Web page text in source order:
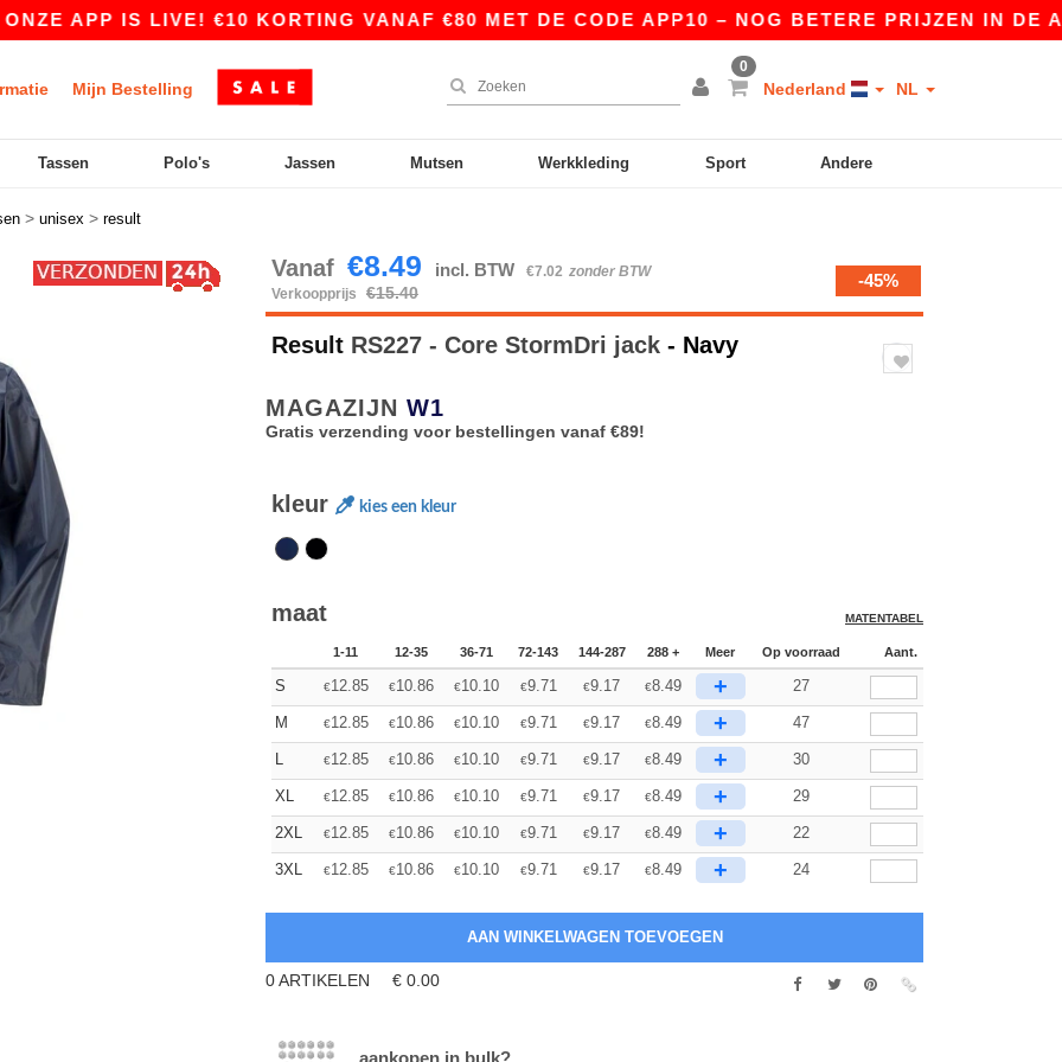
APP IS LIVE! €10 KORTING VANAF €80 MET DE CODE APP10 – NOG BETERE PRIJZEN IN DE APP!
Mijn Bestelling
0
Nederland NL
Tassen Polo's Jassen Mutsen Werkkleding Sport Andere
> unisex > result
Vanaf €8.49 incl. BTW €7.02 zonder BTW
Verkoopprijs
€15.40
-45%
Result RS227 - Core StormDri jack - Navy
MAGAZIJN W1
Gratis verzending voor bestellingen vanaf €89!
kleur kies een kleur
maat MATENTABEL
1-11 12-35 36-71 72-143 144-287 288 + Meer Op voorraad Aant.
S €12.85 €10.86 €10.10 €9.71 €9.17 €8.49 + 27
M €12.85 €10.86 €10.10 €9.71 €9.17 €8.49 + 47
L €12.85 €10.86 €10.10 €9.71 €9.17 €8.49 + 30
XL €12.85 €10.86 €10.10 €9.71 €9.17 €8.49 + 29
2XL €12.85 €10.86 €10.10 €9.71 €9.17 €8.49 + 22
3XL €12.85 €10.86 €10.10 €9.71 €9.17 €8.49 + 24
0ARTIKELEN € 0.00
aankopen in bulk?